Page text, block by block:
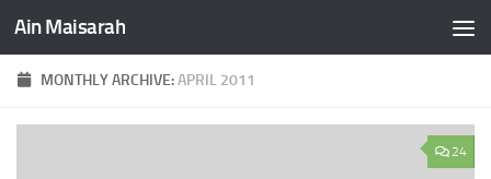
Skip to content
Ain Maisarah
MONTHLY ARCHIVE:APRIL 2011
24